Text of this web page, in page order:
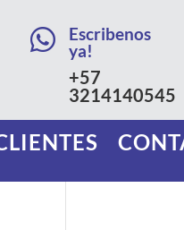

Escribenos
ya!
+57
3214140545